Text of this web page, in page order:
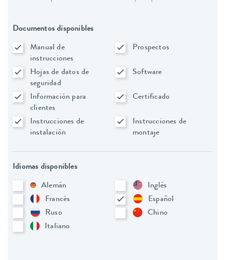
Documentos disponibles
Manual de
instrucciones
Prospectos
Hojas de datos de
seguridad
Software
Información para
clientes
Certificado
Instrucciones de
instalación
Instrucciones de
montaje
Idiomas disponibles
Alemán
Inglés
Francés
Español
Ruso
Chino
Italiano